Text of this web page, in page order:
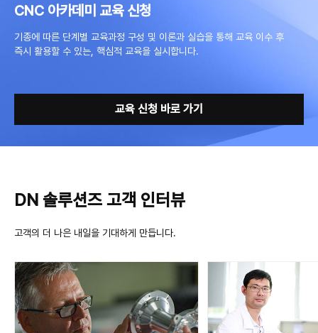
CNC 아카데미 교육 신청
기종에 따른 단계별 교육과정 구성 및 이론과 실습을 통해 교육 이수 후
즉시 활용할 수 있는, 핵심적 교육을 실시합니다.
교육 신청 바로 가기
DN 솔루션즈 고객 인터뷰
고객의 더 나은 내일을 기대하게 만듭니다.